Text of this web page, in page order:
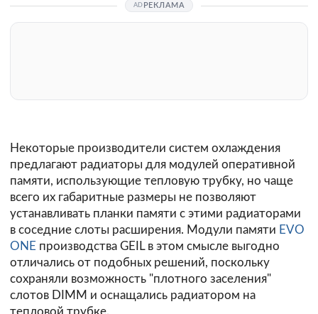
РЕКЛАМА
Некоторые производители систем охлаждения
предлагают радиаторы для модулей оперативной
памяти, использующие тепловую трубку, но чаще
всего их габаритные размеры не позволяют
устанавливать планки памяти с этими радиаторами
в соседние слоты расширения. Модули памяти EVO
ONE производства GEIL в этом смысле выгодно
отличались от подобных решений, поскольку
сохраняли возможность "плотного заселения"
слотов DIMM и оснащались радиатором на